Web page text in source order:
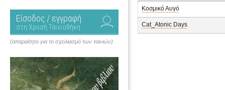
Είσοδος / εγγραφή
στη Χρυσή Ταινιοθήκη
(απαραίτητο για το σχολιασμό των ταινιών)
Κοσμικό Αυγό
Cat_Atonic Days